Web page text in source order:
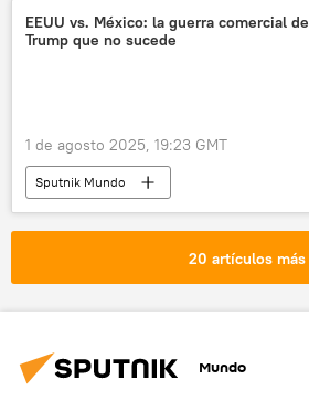
EEUU vs. México: la guerra comercial de
Trump que no sucede
1 de agosto 2025, 19:23 GMT
Sputnik Mundo
20 artículos más
Mundo